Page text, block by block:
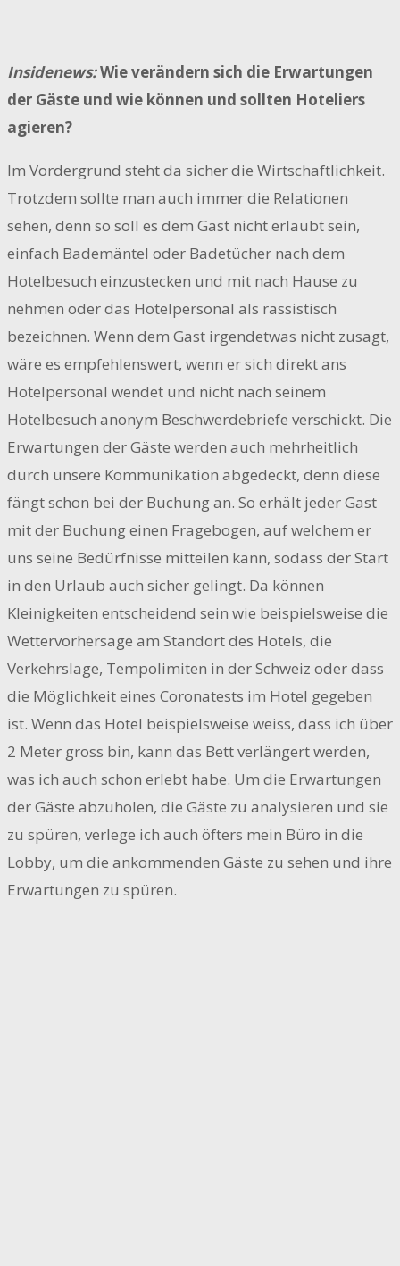
Insidenews:Wie verändern sich die Erwartungen
der Gäste und wie können und sollten Hoteliers
agieren?
Im Vordergrund steht da sicher die Wirtschaftlichkeit.
Trotzdem sollte man auch immer die Relationen
sehen, denn so soll es dem Gast nicht erlaubt sein,
einfach Bademäntel oder Badetücher nach dem
Hotelbesuch einzustecken und mit nach Hause zu
nehmen oder das Hotelpersonal als rassistisch
bezeichnen. Wenn dem Gast irgendetwas nicht zusagt,
wäre es empfehlenswert, wenn er sich direkt ans
Hotelpersonal wendet und nicht nach seinem
Hotelbesuch anonym Beschwerdebriefe verschickt. Die
Erwartungen der Gäste werden auch mehrheitlich
durch unsere Kommunikation abgedeckt, denn diese
fängt schon bei der Buchung an. So erhält jeder Gast
mit der Buchung einen Fragebogen, auf welchem er
uns seine Bedürfnisse mitteilen kann, sodass der Start
in den Urlaub auch sicher gelingt. Da können
Kleinigkeiten entscheidend sein wie beispielsweise die
Wettervorhersage am Standort des Hotels, die
Verkehrslage, Tempolimiten in der Schweiz oder dass
die Möglichkeit eines Coronatests im Hotel gegeben
ist. Wenn das Hotel beispielsweise weiss, dass ich über
2 Meter gross bin, kann das Bett verlängert werden,
was ich auch schon erlebt habe. Um die Erwartungen
der Gäste abzuholen, die Gäste zu analysieren und sie
zu spüren, verlege ich auch öfters mein Büro in die
Lobby, um die ankommenden Gäste zu sehen und ihre
Erwartungen zu spüren.